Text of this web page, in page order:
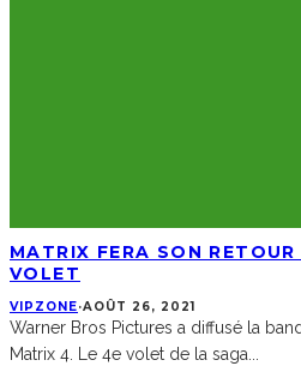
MATRIX FERA SON
VOLET
VIPZONE·AOÛT 26, 2021
Warner Bros Pictures a diffusé la
Matrix 4. Le 4e volet de la saga